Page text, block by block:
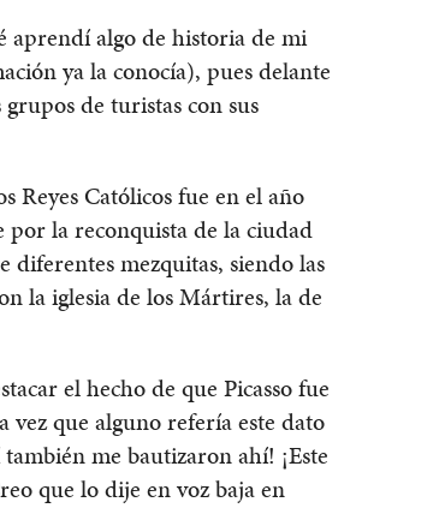
aprendí algo de historia de mi
ya la conocía), pues delante
de turistas con sus
Reyes Católicos fue en el año
por la reconquista de la ciudad
diferentes mezquitas, siendo las
la iglesia de los Mártires, la de
el hecho de que Picasso fue
vez que alguno refería este dato
me bautizaron ahí! ¡Este
que lo dije en voz baja en